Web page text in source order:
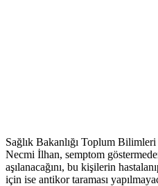
Sağlık Bakanlığı Toplum
Necmi İlhan, semptom
aşılanacağını, bu kişilerin
için ise antikor taraması